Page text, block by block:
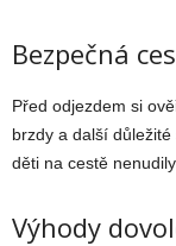
Bezpečná
Před odjezdem si
brzdy a další
děti na cestě
Výhody